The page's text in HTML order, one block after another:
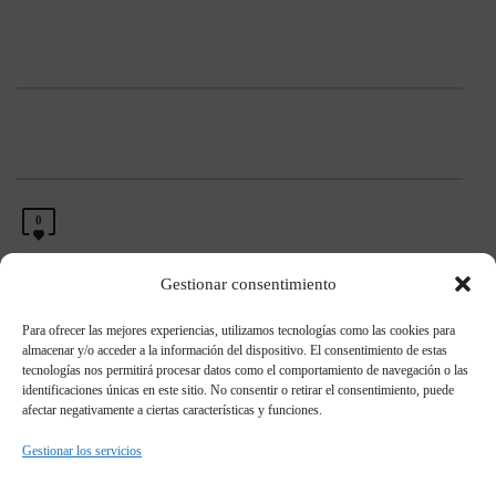
Gestionar consentimiento
Para ofrecer las mejores experiencias, utilizamos tecnologías como las cookies para
almacenar y/o acceder a la información del dispositivo. El consentimiento de estas
tecnologías nos permitirá procesar datos como el comportamiento de navegación o las
identificaciones únicas en este sitio. No consentir o retirar el consentimiento, puede
afectar negativamente a ciertas características y funciones.
Gestionar los servicios
0
Entradas recientes
Signage”